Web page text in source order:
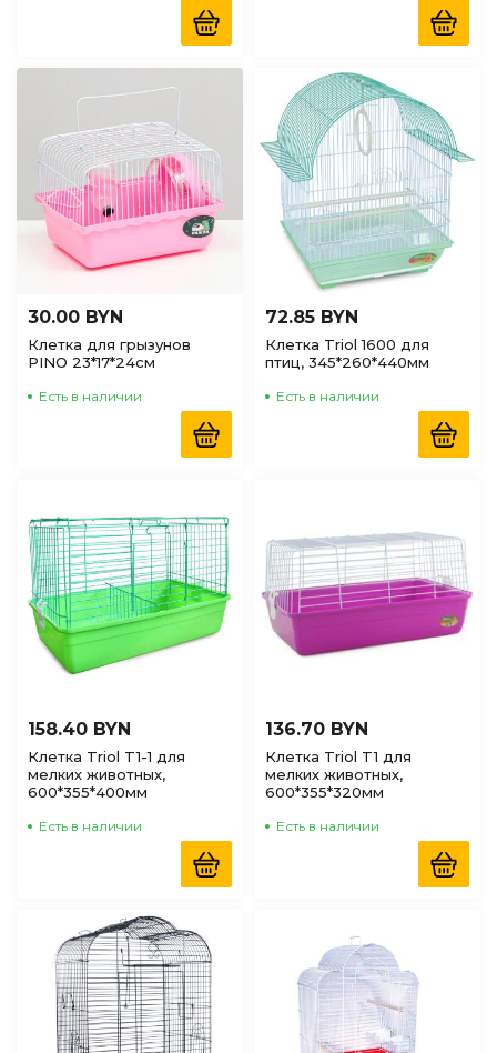
30.00 BYN
Клетка для грызунов
PINO 23*17*24см
Есть в наличии
72.85 BYN
Клетка Triol 1600 для
птиц, 345*260*440мм
Есть в наличии
158.40 BYN
Клетка Triol T1-1 для
мелких животных,
600*355*400мм
Есть в наличии
136.70 BYN
Клетка Triol T1 для
мелких животных,
600*355*320мм
Есть в наличии